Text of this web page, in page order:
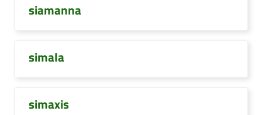
siamanna
simala
simaxis